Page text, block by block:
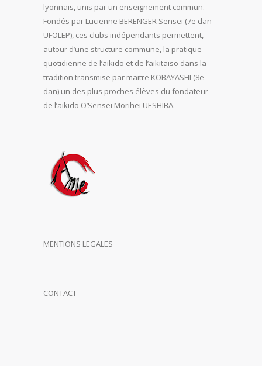
lyonnais, unis par un enseignement commun.
Fondés par Lucienne BERENGER Senseï (7e dan
UFOLEP), ces clubs indépendants permettent,
autour d’une structure commune, la pratique
quotidienne de l’aïkido et de l’aikitaiso dans la
tradition transmise par maitre KOBAYASHI (8e
dan) un des plus proches élèves du fondateur
de l’aikido O’Sensei Morihei UESHIBA.
MENTIONS LEGALES
CONTACT